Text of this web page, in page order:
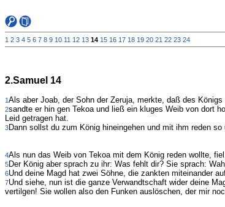
1 2 3 4 5 6 7 8 9 10 11 12 13 14 15 16 17 18 19 20 21 22 23 24
2.Samuel 14
1Als aber Joab, der Sohn der Zeruja, merkte, daß des
2sandte er hin gen Tekoa und ließ ein kluges Weib von dort
Leid getragen hat.
3Dann sollst du zum König hineingehen und mit ihm reden
4Als nun das Weib von Tekoa mit dem König reden wollte,
5Der König aber sprach zu ihr: Was fehlt dir? Sie sprach:
6Und deine Magd hat zwei Söhne, die zankten miteinander
7Und siehe, nun ist die ganze Verwandtschaft wider deine
vertilgen! Sie wollen also den Funken auslöschen, der mir